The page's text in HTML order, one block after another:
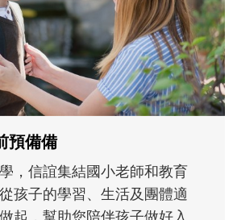
長當爸爸！男人總是在一次
的體驗中，跟著孩子一起長
感的肢體遊戲，到獨立自
解決問題的能力養成。爸爸
模樣，參與孩子每個重要的